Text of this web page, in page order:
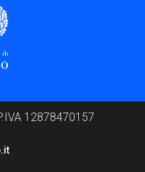
12878470157